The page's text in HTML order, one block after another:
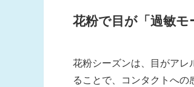
花粉で目が「過敏
花粉シーズンは、目がア
ることで、コンタクトへの